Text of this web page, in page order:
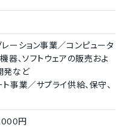
ーション事業／コンピュータ
器、ソフトウェアの販売およ
発など
事業／サプライ供給、保守、
円